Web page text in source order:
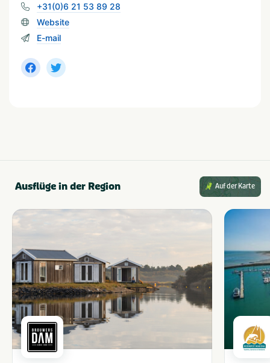
Provinz und Region
Zeeland
+31(0)6 21 53 89 28
Website
E-mail
Ausflüge in der Region Auf der Karte